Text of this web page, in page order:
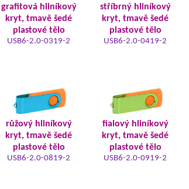
grafitová hliníkový
kryt, tmavě šedé
plastové tělo
USB6-2.0-0319-2
stříbrný hliníkový
kryt, tmavě šedé
plastové tělo
USB6-2.0-0419-2
růžový hliníkový
kryt, tmavě šedé
plastové tělo
USB6-2.0-0819-2
fialový hliníkový
kryt, tmavě šedé
plastové tělo
USB6-2.0-0919-2